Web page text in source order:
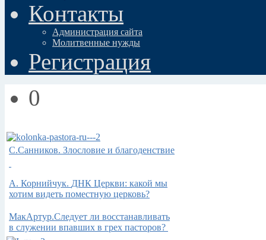
Контакты
Администрация сайта
Молитвенные нужды
Регистрация
0
С.Санников. Злословие и благоденствие
А. Корнийчук. ДНК Церкви: какой мы
хотим видеть поместную церковь?
МакАртур.Следует ли восстанавливать
в служении впавших в грех пасторов?